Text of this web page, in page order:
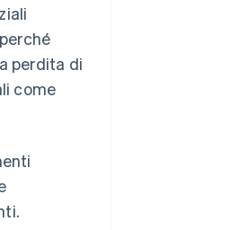
perdita di
come